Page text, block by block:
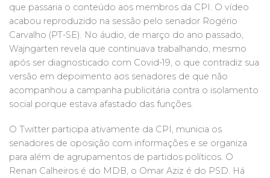
que passaria o conteúdo aos membros da CPI. O vídeo
acabou reproduzido na sessão pelo senador Rogério
Carvalho (PT-SE). No áudio, de março do ano passado,
Wajngarten revela que continuava trabalhando, mesmo
após ser diagnosticado com Covid-19, o que contradiz sua
versão em depoimento aos senadores de que não
acompanhou a campanha publicitária contra o isolamento
social porque estava afastado das funções.
O Twitter participa ativamente da CPI, municia os
senadores de oposição com informações e se organiza
para além de agrupamentos de partidos políticos. O
Renan Calheiros é do MDB, o Omar Aziz é do PSD. Há